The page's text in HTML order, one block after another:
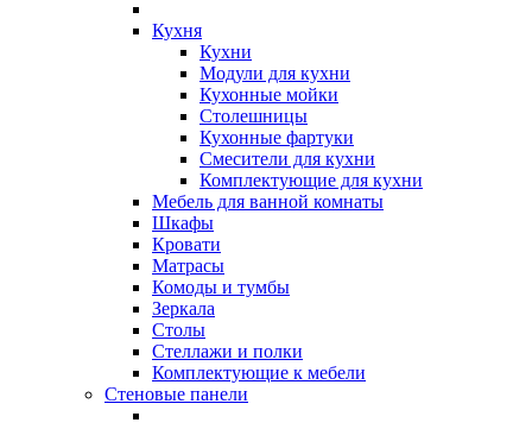
Кухня
Кухни
Модули для кухни
Кухонные мойки
Столешницы
Кухонные фартуки
Смесители для кухни
Комплектующие для кухни
Мебель для ванной комнаты
Шкафы
Кровати
Матрасы
Комоды и тумбы
Зеркала
Столы
Стеллажи и полки
Комплектующие к мебели
Стеновые панели